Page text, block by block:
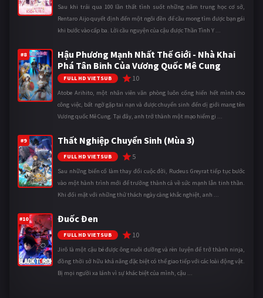
Sau khi trải qua 100 lần thất tình suốt những năm trung học cơ sở,
Rentaro Aijo quyết định đến một ngôi đền để cầu mong tìm được bạn gái
khi bước vào cấp ba. Lời cầu nguyện của cậu được Thần Tình Y ...
#8
Hậu Phương Mạnh Nhất Thế Giới - Nhà Khai
Phá Tân Binh Của Vương Quốc Mê Cung
FULL HD VIETSUB 10
Atobe Arihito, một nhân viên văn phòng luôn cống hiến hết mình cho
công việc, bất ngờ gặp tai nạn và được chuyển sinh đến dị giới mang tên
Vương quốc Mê Cung. Tại đây, anh trở thành một mạo hiểm gi ...
#9 Thất Nghiệp Chuyển Sinh (Mùa 3)
FULL HD VIETSUB 5
Sau những biến cố làm thay đổi cuộc đời, Rudeus Greyrat tiếp tục bước
vào một hành trình mới để trưởng thành cả về sức mạnh lẫn tinh thần.
Khi đối mặt với những thử thách ngày càng khắc nghiệt, anh ...
#10 Đuốc Đen
FULL HD VIETSUB 10
Jirô là một cậu bé được ông nuôi dưỡng và rèn luyện để trở thành ninja,
đồng thời sở hữu khả năng đặc biệt có thể giao tiếp với các loài động vật.
Bị mọi người xa lánh vì sự khác biệt của mình, cậu ...